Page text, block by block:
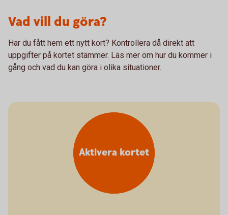
Vad vill du göra?
Har du fått hem ett nytt kort? Kontrollera då direkt att
uppgifter på kortet stämmer. Läs mer om hur du kommer i
gång och vad du kan göra i olika situationer.
Aktivera kortet